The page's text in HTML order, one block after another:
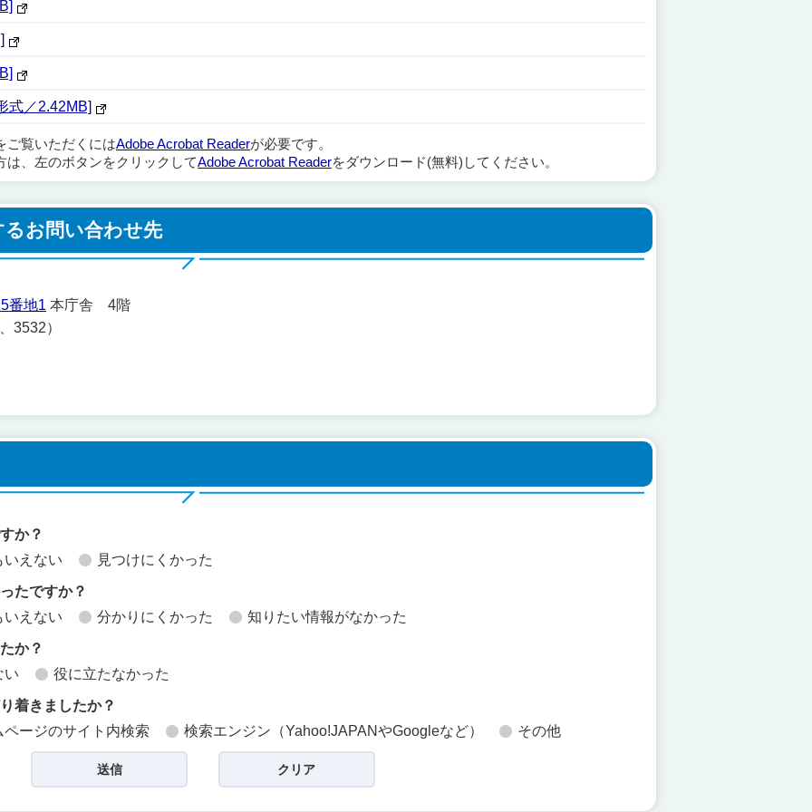
式／2.42MB]
ご覧いただくにはAdobe Acrobat Readerが必要です。
は、左のボタンをクリックしてAdobe Acrobat Readerをダウンロード(無料)してください。
お問い合わせ先
番地1 本庁舎 4階
3532）
か？
いえない
見つけにくかった
たですか？
いえない
分かりにくかった 知りたい情報がなかった
か？
い
役に立たなかった
着きましたか？
ページのサイト内検索
検索エンジン（Yahoo!JAPANやGoogleなど） その他